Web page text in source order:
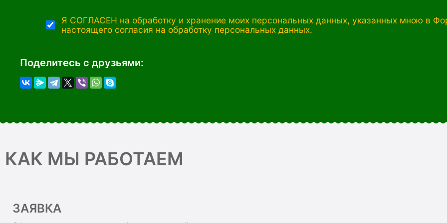
Я СОГЛАСЕН на обработку и хранение моих персональных данных, указанных мною в
настоящего согласия на обработку персональных данных.
Поделитесь с друзьями:
КАК МЫ РАБОТАЕМ
ЗАЯВКА